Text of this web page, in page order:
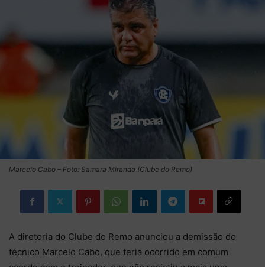
Marcelo Cabo – Foto: Samara Miranda (Clube do Remo)
A diretoria do Clube do Remo anunciou a demissão do
técnico Marcelo Cabo, que teria ocorrido em comum